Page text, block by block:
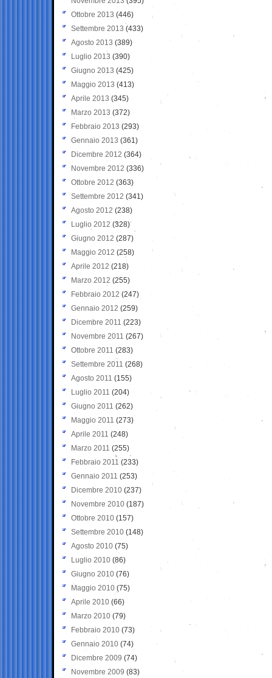
Ottobre 2013 (446)
Settembre 2013 (433)
Agosto 2013 (389)
Luglio 2013 (390)
Giugno 2013 (425)
Maggio 2013 (413)
Aprile 2013 (345)
Marzo 2013 (372)
Febbraio 2013 (293)
Gennaio 2013 (361)
Dicembre 2012 (364)
Novembre 2012 (336)
Ottobre 2012 (363)
Settembre 2012 (341)
Agosto 2012 (238)
Luglio 2012 (328)
Giugno 2012 (287)
Maggio 2012 (258)
Aprile 2012 (218)
Marzo 2012 (255)
Febbraio 2012 (247)
Gennaio 2012 (259)
Dicembre 2011 (223)
Novembre 2011 (267)
Ottobre 2011 (283)
Settembre 2011 (268)
Agosto 2011 (155)
Luglio 2011 (204)
Giugno 2011 (262)
Maggio 2011 (273)
Aprile 2011 (248)
Marzo 2011 (255)
Febbraio 2011 (233)
Gennaio 2011 (253)
Dicembre 2010 (237)
Novembre 2010 (187)
Ottobre 2010 (157)
Settembre 2010 (148)
Agosto 2010 (75)
Luglio 2010 (86)
Giugno 2010 (76)
Maggio 2010 (75)
Aprile 2010 (66)
Marzo 2010 (79)
Febbraio 2010 (73)
Gennaio 2010 (74)
Dicembre 2009 (74)
Novembre 2009 (83)